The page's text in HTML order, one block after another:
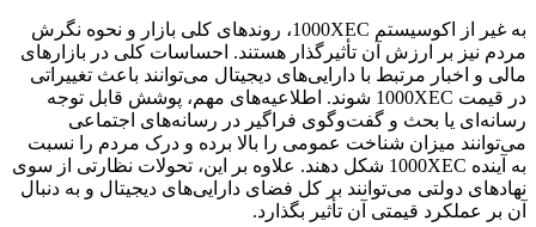
به غیر از اکوسیستم 1000XEC، روندهای کلی بازار و نحوه نگرش
مردم نیز بر ارزش آن تأثیرگذار هستند. احساسات کلی در بازارهای
مالی و اخبار مرتبط با دارایی‌های دیجیتال می‌توانند باعث تغییراتی
در قیمت 1000XEC شوند. اطلاعیه‌های مهم، پوشش قابل توجه
رسانه‌ای یا بحث و گفت‌وگوی فراگیر در رسانه‌های اجتماعی
می‌توانند میزان شناخت عمومی را بالا برده و درک مردم را نسبت
به آینده 1000XEC شکل دهند. علاوه بر این، تحولات نظارتی از سوی
نهادهای دولتی می‌توانند بر کل فضای دارایی‌های دیجیتال و به‌ دنبال
آن بر عملکرد قیمتی آن تأثیر بگذارد.